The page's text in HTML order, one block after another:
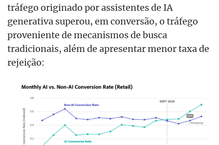
tráfego originado por assistentes de IA
generativa superou, em conversão, o tráfego
proveniente de mecanismos de busca
tradicionais, além de apresentar menor taxa de
rejeição: